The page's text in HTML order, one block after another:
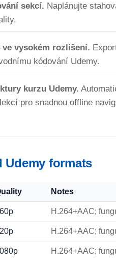
sekcí. Naplánujte
ve vysokém rozlišení.
kódování Udemy.
kurzu Udemy.
pro snadnou offline
Udemy formats
Notes
H.264+AAC;
H.264+AAC;
H.264+AAC;